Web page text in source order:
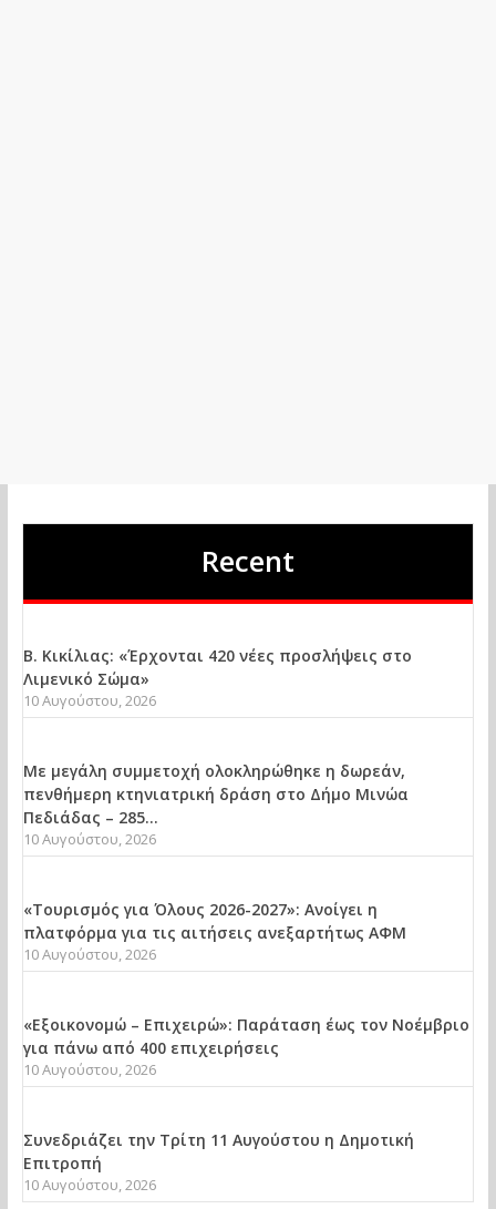
Recent
Β. Κικίλιας: «Έρχονται 420 νέες προσλήψεις στο
Λιμενικό Σώμα»
10 Αυγούστου, 2026
Με μεγάλη συμμετοχή ολοκληρώθηκε η δωρεάν,
πενθήμερη κτηνιατρική δράση στο Δήμο Μινώα
Πεδιάδας – 285...
10 Αυγούστου, 2026
«Τουρισμός για Όλους 2026-2027»: Ανοίγει η
πλατφόρμα για τις αιτήσεις ανεξαρτήτως ΑΦΜ
10 Αυγούστου, 2026
«Εξοικονομώ – Επιχειρώ»: Παράταση έως τον Νοέμβριο
για πάνω από 400 επιχειρήσεις
10 Αυγούστου, 2026
Συνεδριάζει την Τρίτη 11 Αυγούστου η Δημοτική
Επιτροπή
10 Αυγούστου, 2026